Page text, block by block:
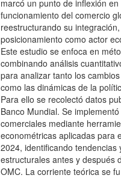
marcó un punto de inflexión en
funcionamiento del comercio
reestructurando su
posicionamiento como actor
Este estudio se enfoca en
combinando análisis
para analizar tanto los
como las dinámicas de la
Para ello se recolectó datos
Banco Mundial. Se
comerciales mediante
econométricas aplicadas para
2024, identificando tendencias
estructurales antes y después
OMC. La corriente teórica se